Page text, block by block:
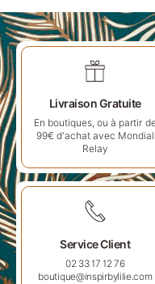
Livraison Gratuite
En boutiques, ou à partir
99€ d'achat avec Mondial
Relay
Service Client
02 33 17 12 76
boutique@inspirbylilie.com